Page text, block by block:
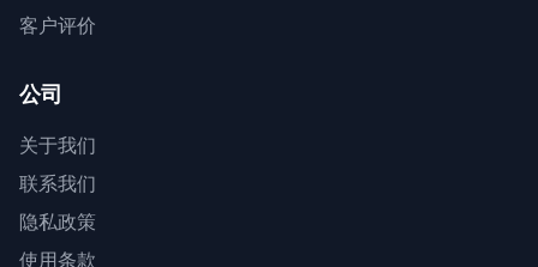
客户评价
公司
关于我们
联系我们
隐私政策
使用条款